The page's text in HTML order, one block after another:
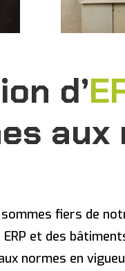
d’
aux
sommes fiers de
et des
normes en